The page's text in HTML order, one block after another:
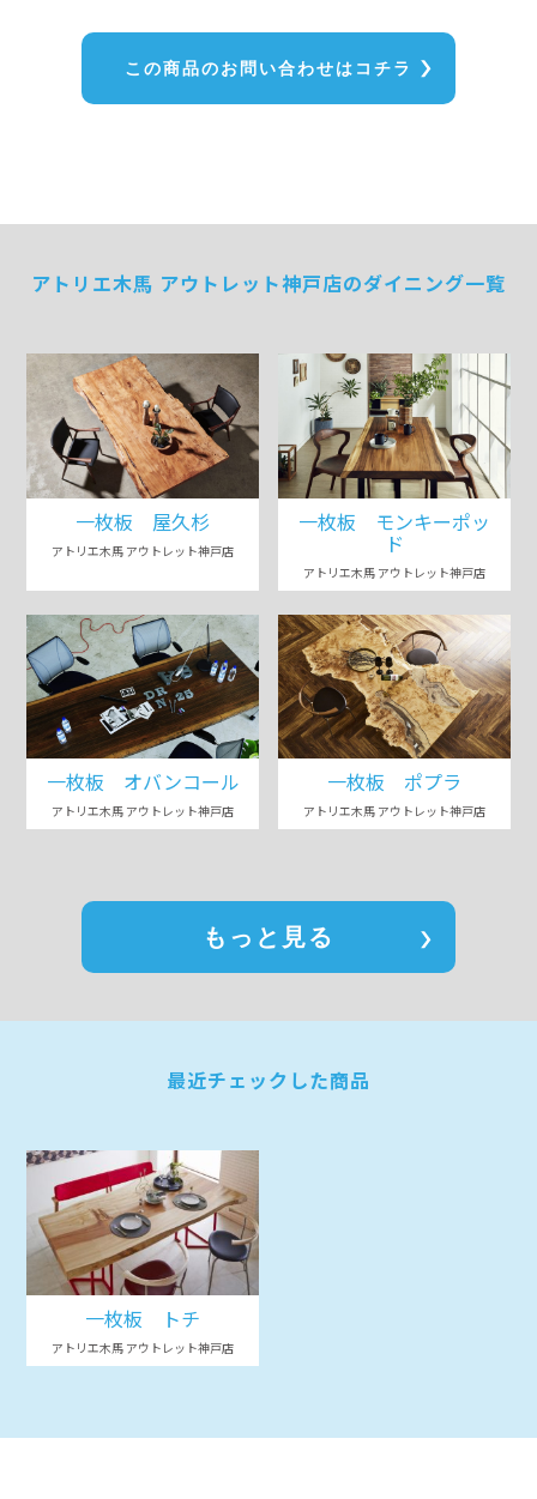
この商品のお問い合わせはコチラ
アトリエ木馬 アウトレット神戸店のダイニング一覧
一枚板 屋久杉
アトリエ木馬 アウトレット神戸店
一枚板 モンキーポッ
ド
アトリエ木馬 アウトレット神戸店
一枚板 オバンコール
アトリエ木馬 アウトレット神戸店
一枚板 ポプラ
アトリエ木馬 アウトレット神戸店
もっと見る
最近チェックした商品
一枚板 トチ
アトリエ木馬 アウトレット神戸店